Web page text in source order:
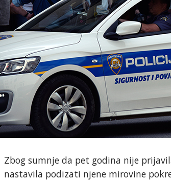
Zbog sumnje da pet godina nije
nastavila podizati njene mirovine